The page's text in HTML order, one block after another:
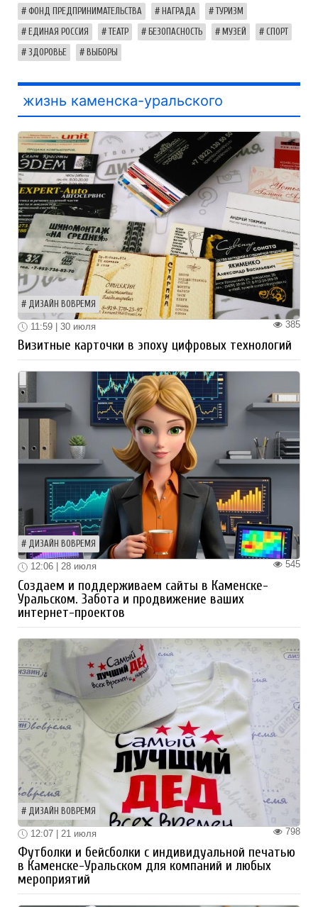
ФОНД ПРЕДПРИНИМАТЕЛЬСТВА НАГРАДА ТУРИЗМ
ЕДИНАЯ РОССИЯ ТЕАТР БЕЗОПАСНОСТЬ МУЗЕЙ СПОРТ
ЗДОРОВЬЕ ВЫБОРЫ
жизнь каменска-уральского
ДИЗАЙН ВОВРЕМЯ
385
11:59 | 30 июля
Визитные карточки в эпоху цифровых технологий
ДИЗАЙН ВОВРЕМЯ
545
12:06 | 28 июля
Создаем и поддерживаем сайты в Каменске-
Уральском. Забота и продвижение ваших
интернет-проектов
ДИЗАЙН ВОВРЕМЯ
798
12:07 | 21 июля
Футболки и бейсболки с индивидуальной печатью
в Каменске-Уральском для компаний и любых
мероприятий